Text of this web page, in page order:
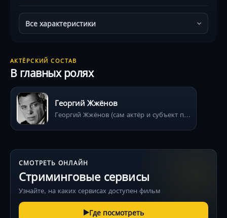
Все характеристики
АКТЁРСКИЙ СОСТАВ
В главных ролях
Георгий Жжёнов
Георгий Жжёнов (сам актёр и субъект повествования)
СМОТРЕТЬ ОНЛАЙН
Стриминговые сервисы
Узнайте, на каких сервисах доступен фильм
Где посмотреть